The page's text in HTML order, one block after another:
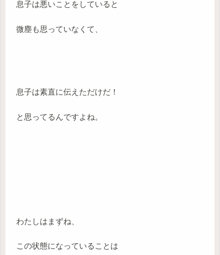
息子は悪いことをしていると
微塵も思っていなくて、
息子は素直に伝えただけだ！
と思ってるんですよね。
わたしはまずね、
この状態になっていることは